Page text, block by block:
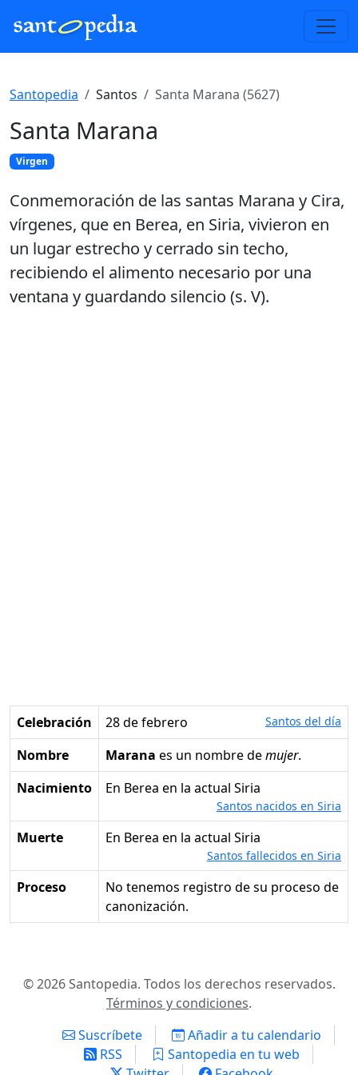
Santopedia Santos Santa Marana (5627)
Santa Marana
Virgen
Conmemoración de las santas Marana y Cira,
vírgenes, que en Berea, en Siria, vivieron en
un lugar estrecho y cerrado sin techo,
recibiendo el alimento necesario por una
ventana y guardando silencio (s. V).
Celebración 28 de febrero Santos del día
Nombre Marana es un nombre demujer.
Nacimiento
en Berea en la actual Siria
Santos nacidos en Siria
Muerte en Berea en la actual Siria
Santos fallecidos en Siria
Proceso
No tenemos registro de su proceso de
canonización.
© 2026 Santopedia. Todos los derechos reservados.
Términos y condiciones.
Suscríbete
Añadir a tu calendario
RSS
Santopedia en tu web